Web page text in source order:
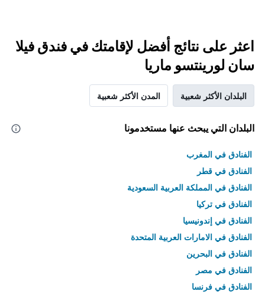
اعثر على نتائج أفضل لإقامتك في فندق فيلا
سان لورينتسو ماريا
البلدان الأكثر شعبية المدن الأكثر شعبية
البلدان التي يبحث عنها مستخدمونا
الفنادق في المغرب
الفنادق في قطر
الفنادق في المملكة العربية السعودية
الفنادق في تركيا
الفنادق في إندونيسيا
الفنادق في الامارات العربية المتحدة
الفنادق في البحرين
الفنادق في مصر
الفنادق في فرنسا